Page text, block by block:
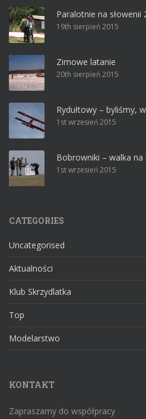
Paralotnie na słowenii
19th sierpień 2015
Zimowe latanie
20th sierpień 2015
Rydułtowy – byliśmy,
1st wrzesień 2015
Bobrowniki – walka na
1st wrzesień 2015
CATEGORIES
Uncategorised
Aktualności
Klub Skrzydlatka
Top
Modelarstwo
KONTAKT
Zapraszamy do współpracy